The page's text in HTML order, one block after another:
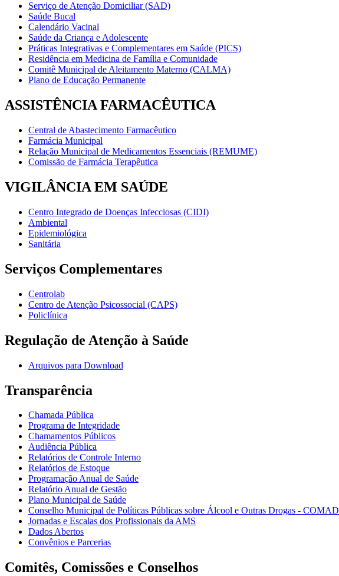
Serviço de Atenção Domiciliar (SAD)
Saúde Bucal
Calendário Vacinal
Saúde da Criança e Adolescente
Práticas Integrativas e Complementares em Saúde (PICS)
Residência em Medicina de Família e Comunidade
Comitê Municipal de Aleitamento Materno (CALMA)
Plano de Educação Permanente
ASSISTÊNCIA FARMACÊUTICA
Central de Abastecimento Farmacêutico
Farmácia Municipal
Relação Municipal de Medicamentos Essenciais (REMUME)
Comissão de Farmácia Terapêutica
VIGILÂNCIA EM SAÚDE
Centro Integrado de Doenças Infecciosas (CIDI)
Ambiental
Epidemiológica
Sanitária
Serviços Complementares
Centrolab
Centro de Atenção Psicossocial (CAPS)
Policlínica
Regulação de Atenção à Saúde
Arquivos para Download
Transparência
Chamada Pública
Programa de Integridade
Chamamentos Públicos
Audiência Pública
Relatórios de Controle Interno
Relatórios de Estoque
Programação Anual de Saúde
Relatório Anual de Gestão
Plano Municipal de Saúde
Conselho Municipal de Políticas Públicas sobre Álcool e Outras Drogas - COMAD
Jornadas e Escalas dos Profissionais da AMS
Dados Abertos
Convênios e Parcerias
Comitês, Comissões e Conselhos